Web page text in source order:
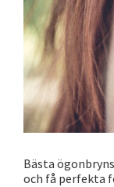
Bästa
och få perfekta